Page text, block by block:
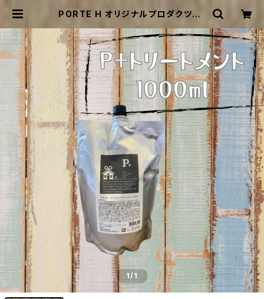
PORTE H オリジナルプロダクツP+
1000g | PORTE H
1/1